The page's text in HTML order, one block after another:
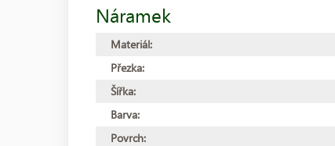
Náramek
Materiál:
Přezka:
Šířka:
Barva:
Povrch: